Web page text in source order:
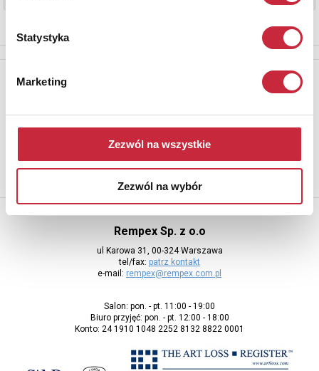
Statystyka
Marketing
Zezwól na wszystkie
Zezwól na wybór
adres e-mail
Rempex Sp. z o.o
ul Karowa 31, 00-324 Warszawa
tel/fax: patrz kontakt
e-mail: rempex@rempex.com.pl
Salon: pon. - pt. 11:00 - 19:00
Biuro przyjęć: pon. - pt. 12:00 - 18:00
Konto: 24 1910 1048 2252 8132 8822 0001